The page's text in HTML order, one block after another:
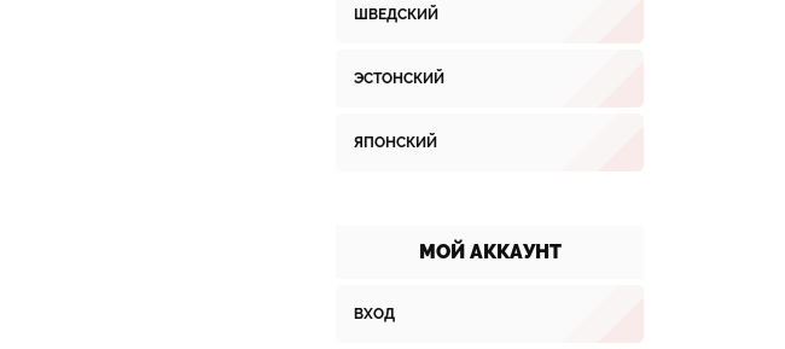
ШВЕДСКИЙ
ЭСТОНСКИЙ
ЯПОНСКИЙ
МОЙ АККАУНТ
ВХОД